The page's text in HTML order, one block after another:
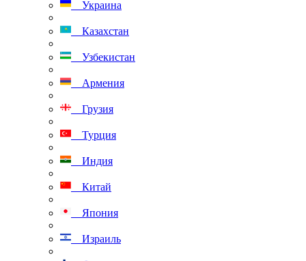
Украина
Казахстан
Узбекистан
Армения
Грузия
Турция
Индия
Китай
Япония
Израиль